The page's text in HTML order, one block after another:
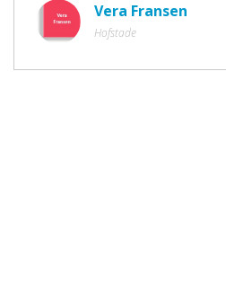
Vera Fransen
Hofstade